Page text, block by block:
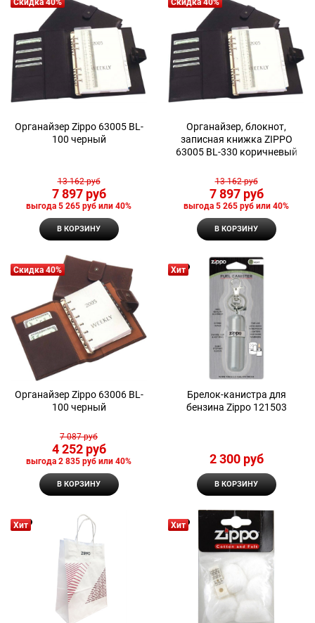
Скидка 40%
Органайзер Zippo 63005 BL-
100 черный
13 162 руб
7 897 руб
выгода 5 265 руб или 40%
В КОРЗИНУ
Скидка 40%
Органайзер, блокнот,
записная книжка ZIPPO
63005 BL-330 коричневый
13 162 руб
7 897 руб
выгода 5 265 руб или 40%
В КОРЗИНУ
Скидка 40%
Органайзер Zippo 63006 BL-
100 черный
7 087 руб
4 252 руб
выгода 2 835 руб или 40%
В КОРЗИНУ
Хит
Брелок-канистра для
бензина Zippo 121503
2 300 руб
В КОРЗИНУ
Хит Хит